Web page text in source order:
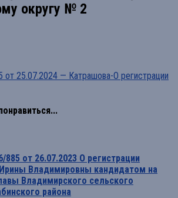
округу № 2
25.07.2024 — Катрашова-О регистрации
от 26.07.2023 О регистрации
Владимировны кандидатом на
Владимирского сельского
района